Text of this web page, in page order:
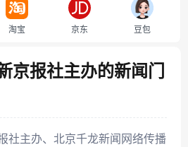
淘宝 京东 豆包
京报社主办的新闻门
社主办、北京千龙新闻网络传播